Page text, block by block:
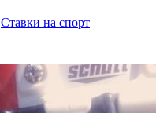
Ставки на спорт